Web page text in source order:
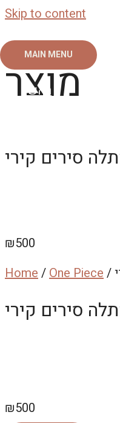
Skip to content
MAIN MENU
ראשי
מוצר
סירים קירי
₪500
Home/One Piece
סירים קירי
₪500